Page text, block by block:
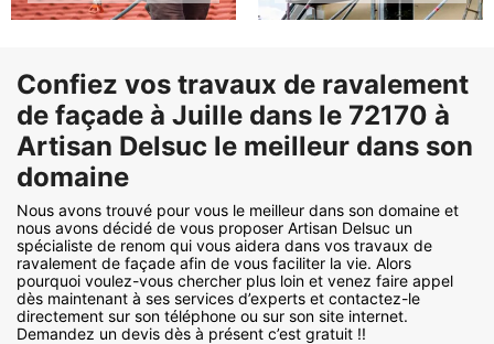
Confiez vos travaux de ravalement
de façade à Juille dans le 72170 à
Artisan Delsuc le meilleur dans son
domaine
Nous avons trouvé pour vous le meilleur dans son domaine et
nous avons décidé de vous proposer Artisan Delsuc un
spécialiste de renom qui vous aidera dans vos travaux de
ravalement de façade afin de vous faciliter la vie. Alors
pourquoi voulez-vous chercher plus loin et venez faire appel
dès maintenant à ses services d’experts et contactez-le
directement sur son téléphone ou sur son site internet.
Demandez un devis dès à présent c’est gratuit !!